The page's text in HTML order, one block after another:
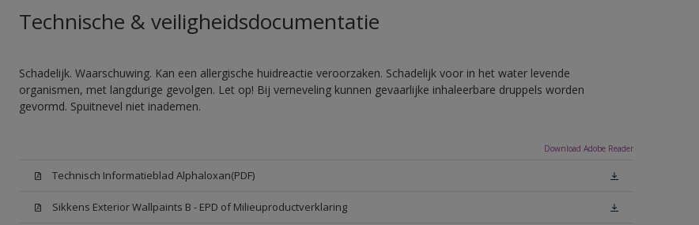
Technische & veiligheidsdocumentatie
Schadelijk. Waarschuwing. Kan een allergische huidreactie veroorzaken. Schadelijk voor in het water levende
organismen, met langdurige gevolgen. Let op! Bij verneveling kunnen gevaarlijke inhaleerbare druppels worden
gevormd. Spuitnevel niet inademen.
Download Adobe Reader
Technisch Informatieblad Alphaloxan(PDF)
Sikkens Exterior Wallpaints B - EPD of Milieuproductverklaring